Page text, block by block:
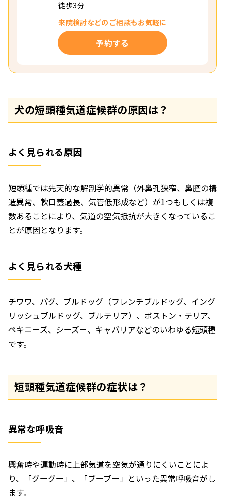
徒歩3分
来院検討などの ご相談もお気軽に
予約する
犬の短頭種気道症候群の原因は？
よく見られる原因
短頭種では先天的な解剖学的異常（外鼻孔狭窄、鼻腔の構
造異常、軟口蓋過長、気管低形成など）が1つもしくは複
数あることにより、気道の空気抵抗が大きくなっているこ
とが原因となります。
よく見られる犬種
チワワ、パグ、ブルドッグ（フレンチブルドッグ、イング
リッシュブルドッグ、ブルテリア）、ボストン・テリア、
ペキニーズ、シーズー、キャバリアなどのいわゆる短頭種
です。
短頭種気道症候群の症状は？
異常な呼吸音
興奮時や運動時に上部気道を空気が通りにくいことによ
り、「グーグー」、「ブーブー」といった異常呼吸音がし
ます。